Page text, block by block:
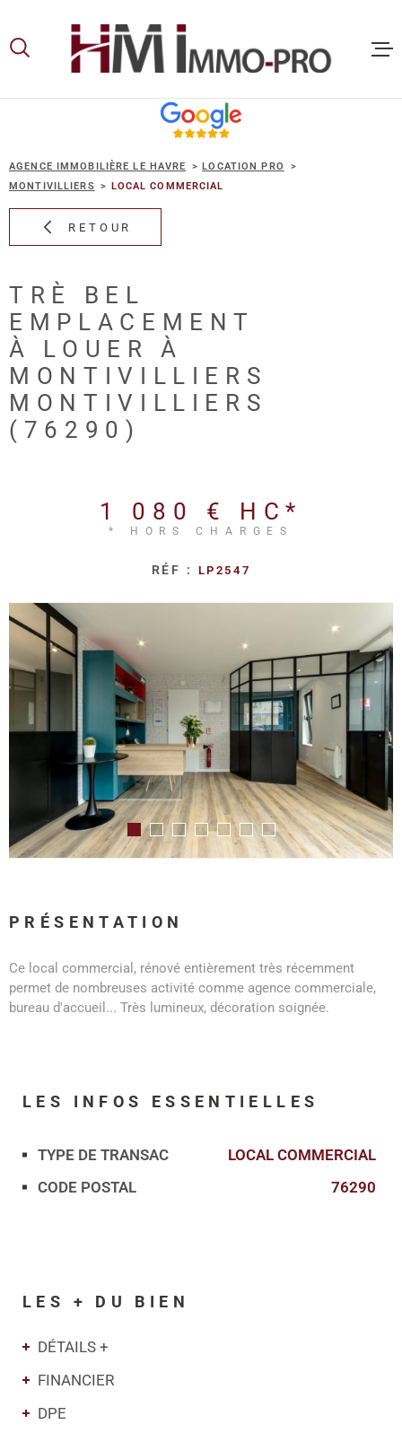
lamenu
contenu
AGENCE IMMOBILIÈRE LE HAVRE
LOCATION PRO
MONTIVILLIERS
LOCAL COMMERCIAL
RETOUR
TRÈ BEL
EMPLACEMENT
À LOUER À
MONTIVILLIERS
MONTIVILLIERS
(76290)
1 080 € HC*
* HORS CHARGES
RÉF : LP2547
PRÉSENTATION
Ce local commercial, rénové entièrement très récemment
permet de nombreuses activité comme agence commerciale,
bureau d'accueil... Très lumineux, décoration soignée.
LES INFOS ESSENTIELLES
Caractérisque Valeurs
TYPE DE TRANSAC
LOCAL COMMERCIAL
CODE POSTAL
76290
LES + DU BIEN
DÉTAILS +
FINANCIER
DPE